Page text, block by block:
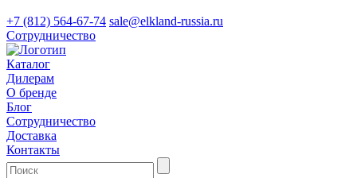
+7 (812) 564-67-74 sale@elkland-russia.ru
Сотрудничество
Каталог
Дилерам
О бренде
Блог
Сотрудничество
Доставка
Контакты